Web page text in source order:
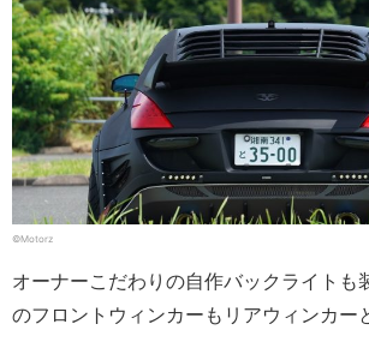
©Motorz
オーナーこだわりの自作バックライトも
のフロントウィンカーもリアウィンカー